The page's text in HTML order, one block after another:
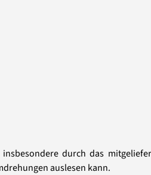
durch das
auslesen kann.